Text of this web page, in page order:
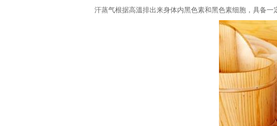
汗蒸气根据高溫排出来身体内黑色素和黑色素细胞，具备